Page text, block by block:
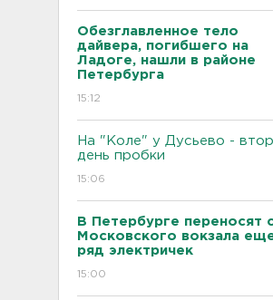
Обезглавленное тело
дайвера, погибшего на
Ладоге, нашли в районе
Петербурга
15:12
На "Коле" у Дусьево -
день пробки
15:06
В Петербурге переносят
Московского вокзала
ряд электричек
15:00